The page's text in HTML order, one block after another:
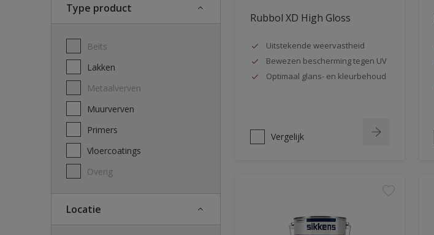
Type product
Beits
Lakken
Metaalverven
Muurverven
Primers
Vloercoatings
Overig
Locatie
Rubbol XD High Gloss
Uitstekende weervastheid
Bewezen bescherming tegen UV
Optimaal glans- en kleurbehoud
Vergelijk